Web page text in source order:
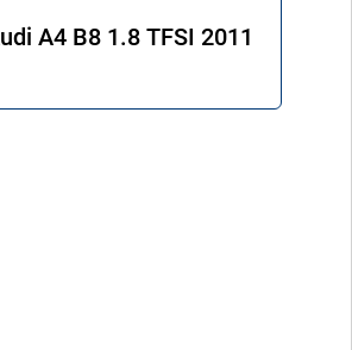
A4 B8 1.8 TFSI 2011